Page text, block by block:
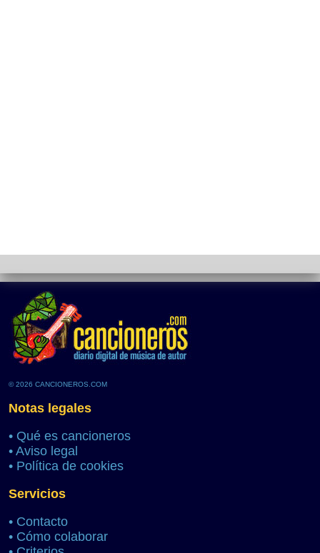
© 2026 CANCIONEROS.COM
Notas legales
• Qué es cancioneros
• Aviso legal
• Política de cookies
Servicios
• Contacto
• Cómo colaborar